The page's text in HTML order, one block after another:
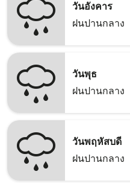
วันอังคาร
ฝนปานกลาง
วันพุธ
ฝนปานกลาง
วันพฤหัสบดี
ฝนปานกลาง